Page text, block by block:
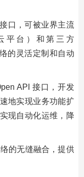
口，可被业界主流
平台）和第三方
的灵活定制和自动
API 接口，开发
地实现业务功能扩
现自动化运维，降
的无缝融合，提供